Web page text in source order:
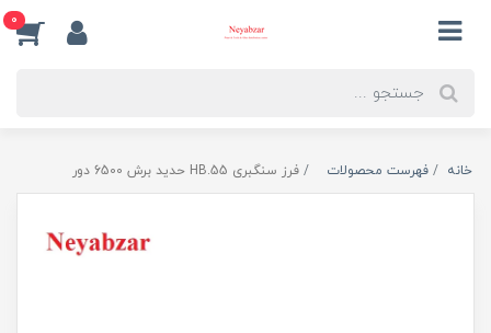
0
خانه فهرست محصولات فرز سنگبری HB.55 حدید برش 6500 دور